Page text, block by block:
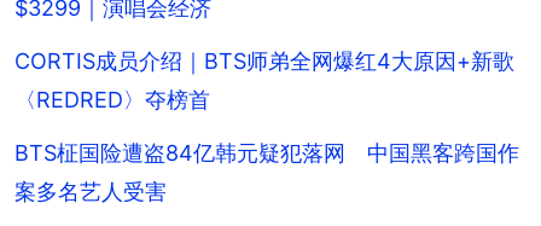
$3299｜演唱会经济
CORTIS成员介绍｜BTS师弟全网爆红4大原因+新歌
〈REDRED〉夺榜首
BTS柾国险遭盗84亿韩元疑犯落网 中国黑客跨国作
案多名艺人受害